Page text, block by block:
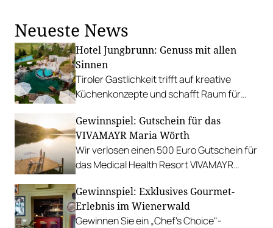
Neueste News
Hotel Jungbrunn: Genuss mit allen
Sinnen
Tiroler Gastlichkeit trifft auf kreative
Küchenkonzepte und schafft Raum für
Gewinnen Sie eine Auszeit in Tannheim.
Gewinnspiel: Gutschein für das
VIVAMAYR Maria Wörth
Wir verlosen einen 500 Euro Gutschein für
das Medical Health Resort VIVAMAYR
Gewinnspiel: Exklusives Gourmet-
Erlebnis im Wienerwald
Gewinnen Sie ein „Chef's Choice"-